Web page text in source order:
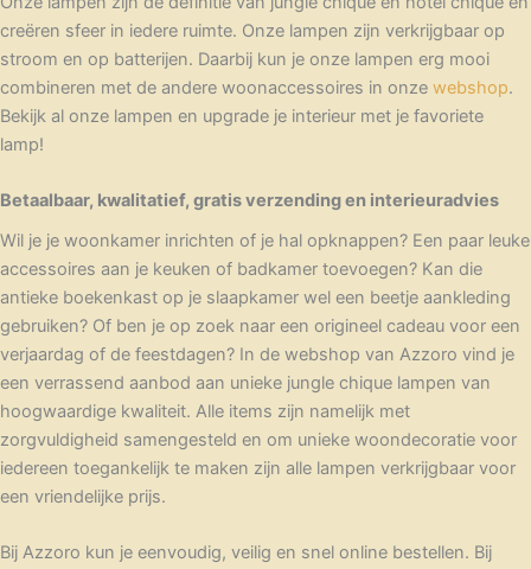
creëren sfeer in iedere ruimte. Onze lampen zijn verkrijgbaar op
stroom en op batterijen. Daarbij kun je onze lampen erg mooi
combineren met de andere woonaccessoires in onze webshop.
Bekijk al onze lampen en upgrade je interieur met je favoriete
lamp!
Betaalbaar, kwalitatief, gratis verzending en interieuradvies
Wil je je woonkamer inrichten of je hal opknappen? Een paar leuke
accessoires aan je keuken of badkamer toevoegen? Kan die
antieke boekenkast op je slaapkamer wel een beetje aankleding
gebruiken? Of ben je op zoek naar een origineel cadeau voor een
verjaardag of de feestdagen? In de webshop van Azzoro vind je
een verrassend aanbod aan unieke jungle chique lampen van
hoogwaardige kwaliteit. Alle items zijn namelijk met
zorgvuldigheid samengesteld en om unieke woondecoratie voor
iedereen toegankelijk te maken zijn alle lampen verkrijgbaar voor
een vriendelijke prijs.
Bij Azzoro kun je eenvoudig, veilig en snel online bestellen. Bij